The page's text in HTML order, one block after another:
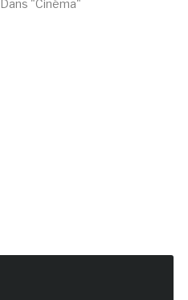
Dans "Cinéma"